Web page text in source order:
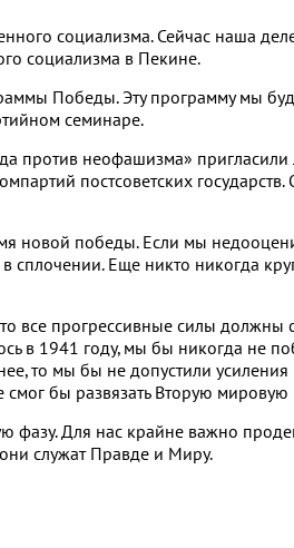
социализма. Сейчас наша
социализма в Пекине.
Победы. Эту программу мы
семинаре.
неофашизма» пригласили
постсоветских
новой победы. Если мы
сплочении. Еще никто никогда
все прогрессивные силы должны
в 1941 году, мы бы никогда не
то мы бы не допустили усиления
бы развязать Вторую мировую
фазу. Для нас крайне важно
служат Правде и Миру.